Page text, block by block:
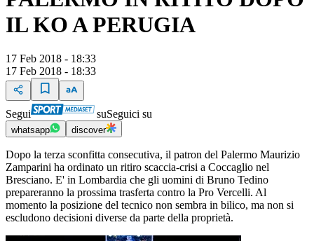
IL KO A PERUGIA
17 Feb 2018 - 18:33
17 Feb 2018 - 18:33
Segui suSeguici su
whatsapp discover
Dopo la terza sconfitta consecutiva, il patron del Palermo Maurizio
Zamparini ha ordinato un ritiro scaccia-crisi a Coccaglio nel
Bresciano. E' in Lombardia che gli uomini di Bruno Tedino
prepareranno la prossima trasferta contro la Pro Vercelli. Al
momento la posizione del tecnico non sembra in bilico, ma non si
escludono decisioni diverse da parte della proprietà.